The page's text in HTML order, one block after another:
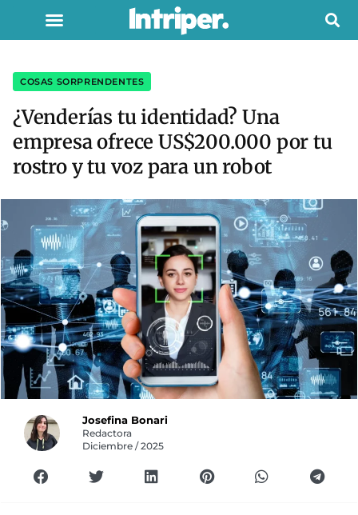
COSAS SORPRENDENTES
¿Venderías tu identidad? Una
empresa ofrece US$200.000 por tu
rostro y tu voz para un robot
Josefina Bonari
Redactora
Diciembre / 2025